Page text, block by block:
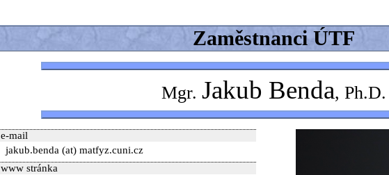
Zaměstnanci ÚTF
Mgr. Jakub Benda, Ph.D.
e-mail
jakub.benda (at) matfyz.cuni.cz
www stránka